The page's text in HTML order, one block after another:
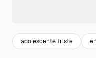
adolescente triste